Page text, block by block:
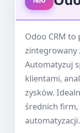
Odoo CRM to
zintegrowany
Automatyzuj
klientami,
zysków.
średnich
automatyzacji.